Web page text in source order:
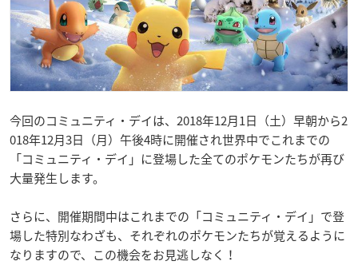
今回のコミュニティ・デイは、2018年12月1日（土）早朝から2
018年12月3日（月）午後4時に開催され世界中でこれまでの
「コミュニティ・デイ」に登場した全てのポケモンたちが再び
大量発生します。
さらに、開催期間中はこれまでの「コミュニティ・デイ」で登
場した特別なわざも、それぞれのポケモンたちが覚えるように
なりますので、この機会をお見逃しなく！